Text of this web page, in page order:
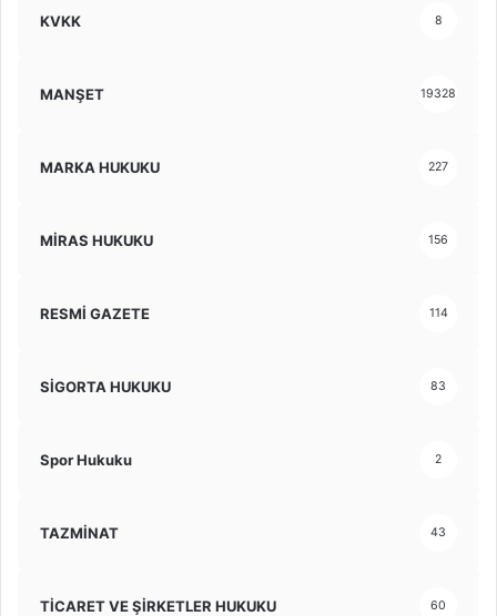
KVKK 8
MANŞET 19328
MARKA HUKUKU 227
MİRAS HUKUKU 156
RESMİ GAZETE 114
SİGORTA HUKUKU 83
Spor Hukuku 2
TAZMİNAT 43
TİCARET VE ŞİRKETLER HUKUKU 60